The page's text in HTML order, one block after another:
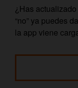
¿Has
“no” ya puedes
la app viene